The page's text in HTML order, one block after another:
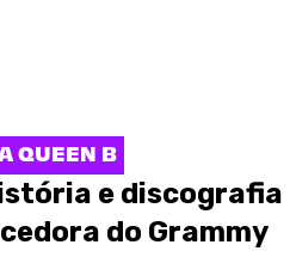
QUEEN B
e discografia
do Grammy